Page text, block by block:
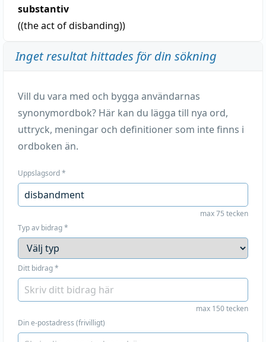
substantiv
((the act of disbanding))
Inget resultat hittades för din sökning
Vill du vara med och bygga användarnas
synonymordbok? Här kan du lägga till nya ord,
uttryck, meningar och definitioner som inte finns i
ordboken än.
Uppslagsord*
max 75 tecken
Typ av bidrag*
Ditt bidrag*
max 150 tecken
Din e-postadress (frivilligt)